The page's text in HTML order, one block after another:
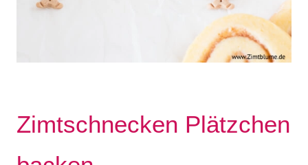
Zimtschnecken Plätzchen